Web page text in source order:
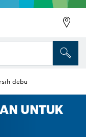
debu
UNTUK